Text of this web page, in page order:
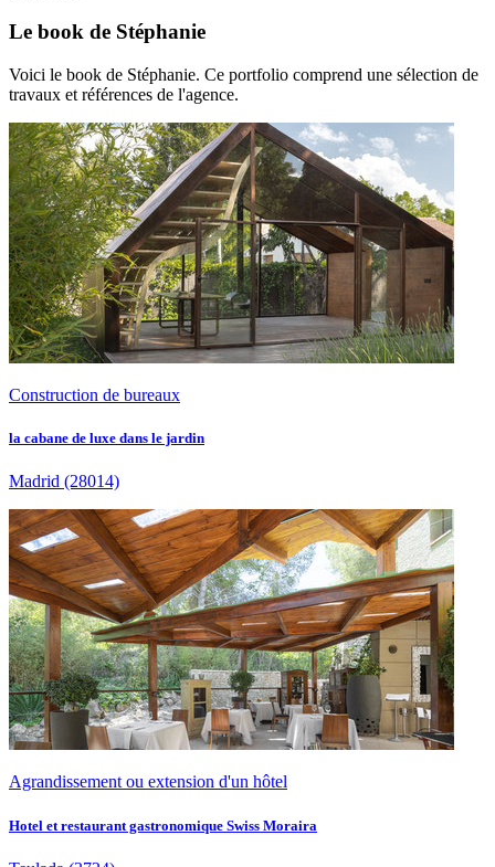
Le book de Stéphanie
Voici le book de Stéphanie. Ce portfolio comprend une sélection de
travaux et références de l'agence.
Construction de bureaux
la cabane de luxe dans le jardin
Madrid (28014)
Agrandissement ou extension d'un hôtel
Hotel et restaurant gastronomique Swiss Moraira